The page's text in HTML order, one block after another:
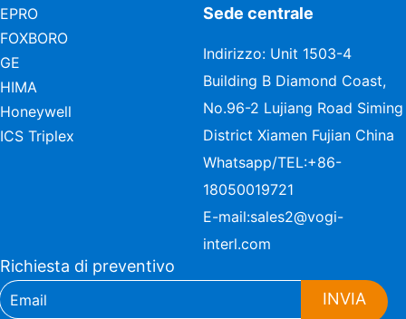
EPRO
FOXBORO
GE
HIMA
Honeywell
ICS Triplex
Sede centrale
Indirizzo: Unit 1503-4
Building B Diamond Coast,
No.96-2 Lujiang Road Siming
District Xiamen Fujian China
Whatsapp/TEL:+86-
18050019721
E-mail:sales2@vogi-
interl.com
Richiesta di preventivo
INVIA